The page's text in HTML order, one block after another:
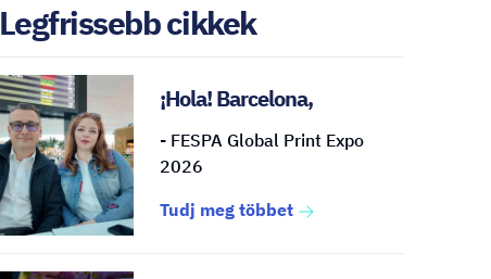
Legfrissebb cikkek
¡Hola! Barcelona,
- FESPA Global Print Expo
2026
Tudj meg többet